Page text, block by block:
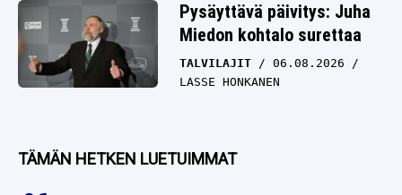
Pysäyttävä päivitys: Juha
Miedon kohtalo surettaa
TALVILAJIT
06.08.2026
LASSE HONKANEN
TÄMÄN HETKEN LUETUIMMAT